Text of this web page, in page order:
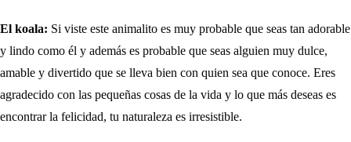
El koala: Si viste este animalito es muy probable que seas tan adorable
y lindo como él y además es probable que seas alguien muy dulce,
amable y divertido que se lleva bien con quien sea que conoce. Eres
agradecido con las pequeñas cosas de la vida y lo que más deseas es
encontrar la felicidad, tu naturaleza es irresistible.